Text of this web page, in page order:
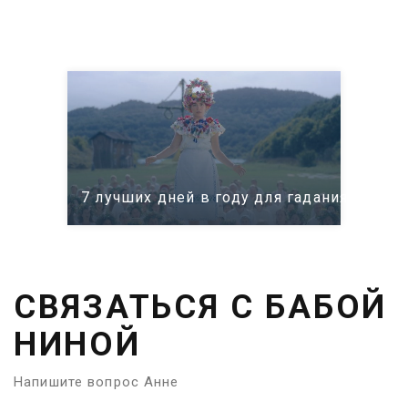
7 лучших дней в году для гадания:
СВЯЗАТЬСЯ С БАБОЙ
НИНОЙ
Напишите вопрос Анне